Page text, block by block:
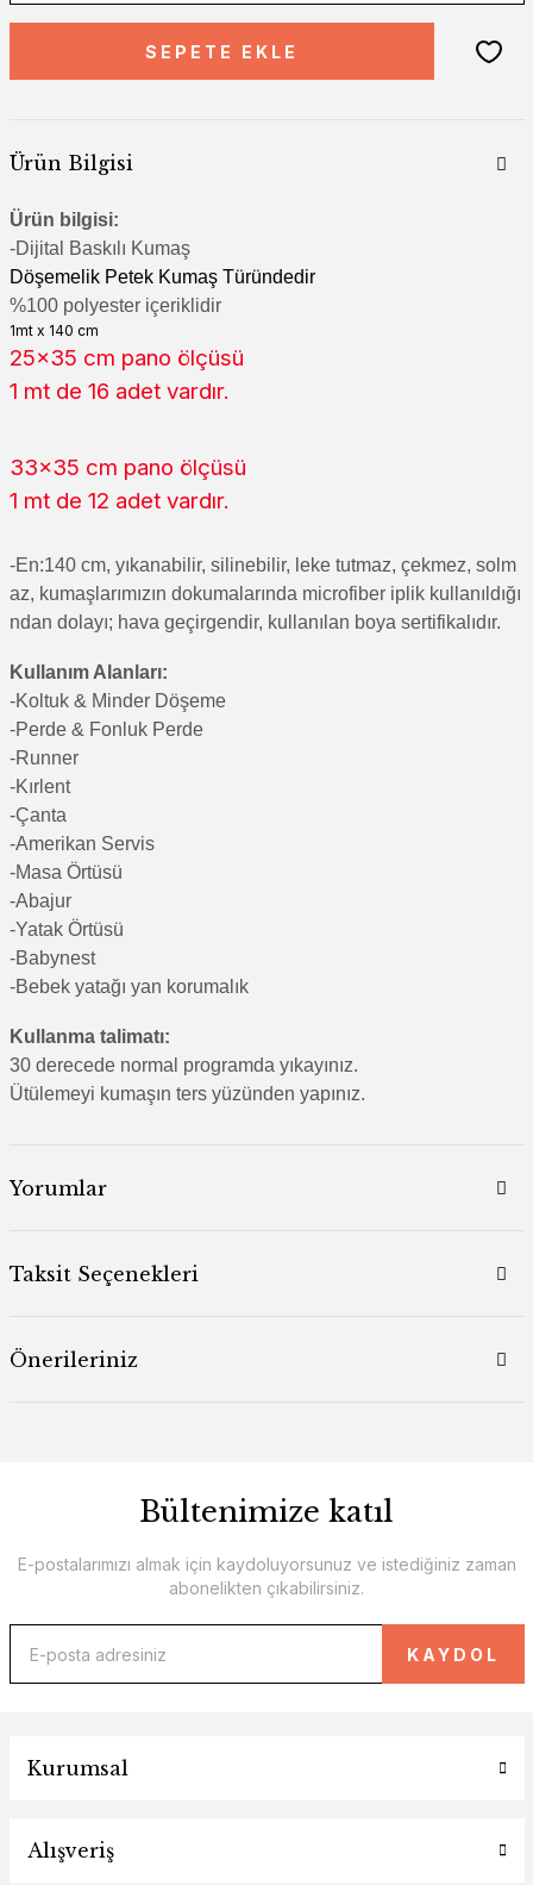
SEPETE EKLE
Ürün Bilgisi
Ürün bilgisi:
-Dijital Baskılı Kumaş
Döşemelik Petek Kumaş Türündedir
%100 polyester içeriklidir
1mt x 140 cm
25x35 cm pano ölçüsü
1 mt de 16 adet vardır.
33x35 cm pano ölçüsü
1 mt de 12 adet vardır.
-En:140 cm, yıkanabilir, silinebilir, leke tutmaz, çekmez, solm
az, kumaşlarımızın dokumalarında microfiber iplik kullanıldığı
ndan dolayı; hava geçirgendir, kullanılan boya sertifikalıdır.
Kullanım Alanları:
-Koltuk & Minder Döşeme
-Perde & Fonluk Perde
-Runner
-Kırlent
-Çanta
-Amerikan Servis
-Masa Örtüsü
-Abajur
-Yatak Örtüsü
-Babynest
-Bebek yatağı yan korumalık
Kullanma talimatı:
30 derecede normal programda yıkayınız.
Ütülemeyi kumaşın ters yüzünden yapınız.
Yorumlar
Taksit Seçenekleri
Önerileriniz
Bültenimize katıl
E-postalarımızı almak için kaydoluyorsunuz ve istediğiniz zaman
abonelikten çıkabilirsiniz.
KAYDOL
Kurumsal
Alışveriş